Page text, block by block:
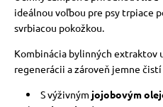
ideálnou voľbou pre psy trpiace
svrbiacou pokožkou.
Kombinácia bylinných extraktov
regenerácii a zároveň jemne čistí
S výživným jojobovým